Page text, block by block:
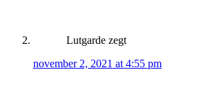
Lutgarde zegt
november 2, 2021 at 4:55 pm